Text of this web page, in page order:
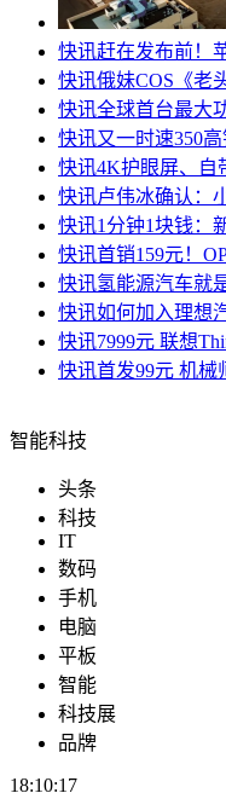
快讯赶在发布前！
快讯俄妹COS《老
快讯全球首台最大
快讯又一时速350
快讯4K护眼屏、自
快讯卢伟冰确认：
快讯1分钟1块钱：
快讯首销159元！
快讯氢能源汽车就
快讯如何加入理想
快讯7999元 联想
快讯首发99元 机械
智能科技
头条
科技
IT
数码
手机
电脑
平板
智能
科技展
品牌
18:10:18